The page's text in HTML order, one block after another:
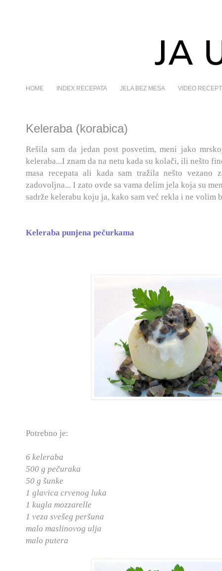
HOME INDEX RECEPATA JELA BEZ MESA VIDEO
Keleraba (korabica)
Rešila sam da jedan post posvetim, meni jako
keleraba...I znam da na netu kada su kolači, ili nešto
masa recepata ali kada sam tražila nešto vezano
zadovoljna... I zato ovde sa vama delim jela koja su
sadrže kelerabu koju ja, kako sam već rekla i ne volim
Keleraba punjena pečurkama
Potrebno je:
6 keleraba
500 g pečuraka
50 g šunke
1 glavica crvenog luka
1 kugla mozzarelle
1 veza svešeg peršuna
malo maslinovog ulja
malo putera